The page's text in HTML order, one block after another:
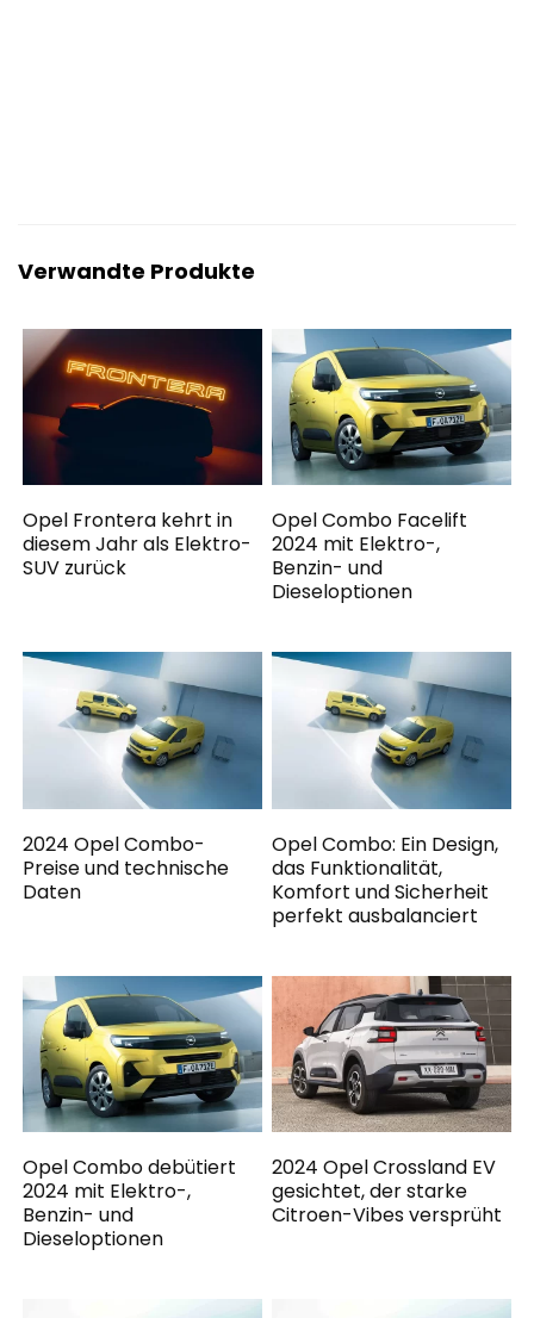
Verwandte Produkte
Opel Frontera kehrt in
diesem Jahr als Elektro-
SUV zurück
Opel Combo Facelift
2024 mit Elektro-,
Benzin- und
Dieseloptionen
2024 Opel Combo-
Preise und technische
Daten
Opel Combo: Ein Design,
das Funktionalität,
Komfort und Sicherheit
perfekt ausbalanciert
Opel Combo debütiert
2024 mit Elektro-,
Benzin- und
Dieseloptionen
2024 Opel Crossland EV
gesichtet, der starke
Citroen-Vibes versprüht